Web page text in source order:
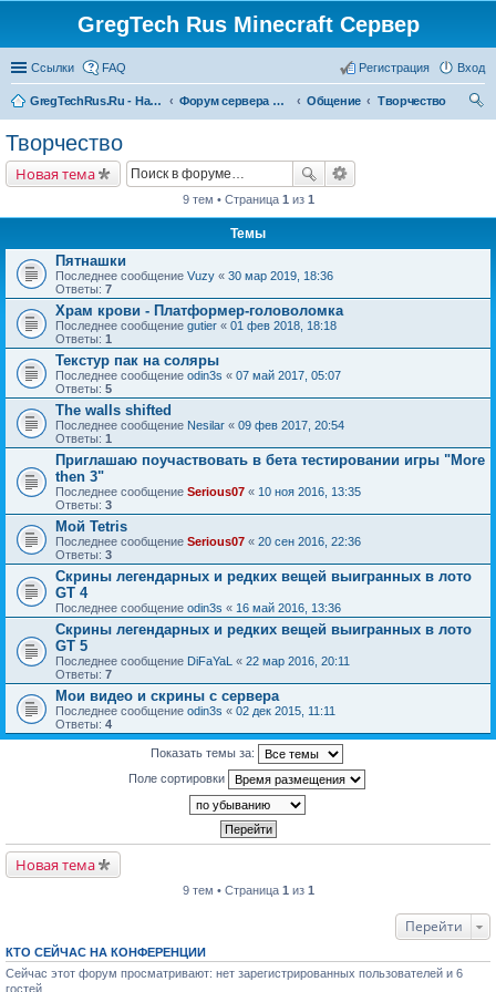
GregTech Rus Minecraft Сервер
Ссылки FAQ Вход
Регистрация
GregTechRus.Ru - На главную Форум сервера Minecraft Gregtech 1.7.10 Общение
Творчество
Творчество
Новая тема
9 тем • Страница 1 из 1
Темы
Пятнашки
Последнее сообщение Vuzy « 30 мар 2019, 18:36
Ответы: 7
Храм крови - Платформер-головоломка
Последнее сообщение gutier « 01 фев 2018, 18:18
Ответы: 1
Текстур пак на соляры
Последнее сообщение odin3s « 07 май 2017, 05:07
Ответы: 5
The walls shifted
Последнее сообщение Nesilar « 09 фев 2017, 20:54
Ответы: 1
Приглашаю поучаствовать в бета тестировании игры "More
then 3"
Последнее сообщение Serious07 « 10 ноя 2016, 13:35
Ответы: 3
Мой Tetris
Последнее сообщение Serious07 « 20 сен 2016, 22:36
Ответы: 3
Скрины легендарных и редких вещей выигранных в лото
GT 4
Последнее сообщение odin3s « 16 май 2016, 13:36
Скрины легендарных и редких вещей выигранных в лото
GT 5
Последнее сообщение DiFaYaL « 22 мар 2016, 20:11
Ответы: 7
Мои видео и скрины с сервера
Последнее сообщение odin3s « 02 дек 2015, 11:11
Ответы: 4
Показать темы за:
Поле сортировки
Новая тема
9 тем • Страница 1 из 1
Перейти
КТО СЕЙЧАС НА КОНФЕРЕНЦИИ
Сейчас этот форум просматривают: нет зарегистрированных пользователей и 6
гостей